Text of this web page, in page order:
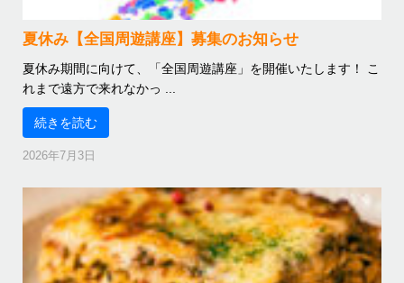
夏休み【全国周遊講座】募集のお知らせ
夏休み期間に向けて、「全国周遊講座」を開催いたします！ こ
れまで遠方で来れなかっ ...
続きを読む
2026年7月3日